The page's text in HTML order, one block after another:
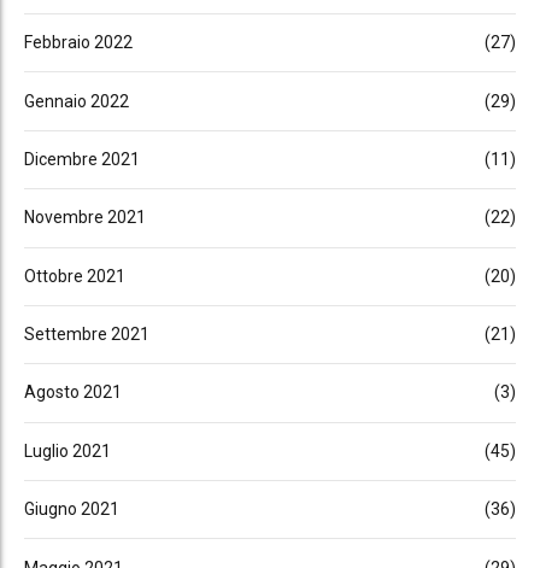
Febbraio 2022 (27)
Gennaio 2022 (29)
Dicembre 2021 (11)
Novembre 2021 (22)
Ottobre 2021 (20)
Settembre 2021 (21)
Agosto 2021 (3)
Luglio 2021 (45)
Giugno 2021 (36)